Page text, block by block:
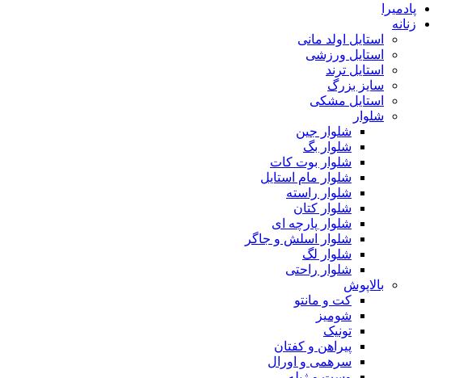
پادمیرا
زنانه
استایل اولد مانی
استایل ورزشی
استایل ترند
سایز بزرگ
استایل مشکی
شلوار
شلوار جین
شلوار بگ
شلوار بوت کات
شلوار مام استایل
شلوار راسته
شلوار کتان
شلوار پارچه ای
شلوار اسلش و جاگر
شلوار لگ
شلوار راحتی
بالاپوش
کت و مانتو
شومیز
تونیک
پیراهن و کفتان
سرهمی و اورال